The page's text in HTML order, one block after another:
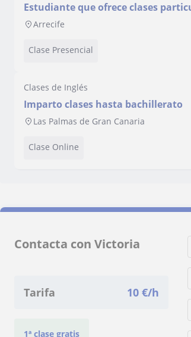
Estudiante que ofrece clases
no importa de que pais vengan
Arrecife
Clase Presencial
Clases de Inglés
Imparto clases hasta bachillerato
Las Palmas de Gran Canaria
Clase Online
Contacta con Victoria
Tarifa 10 €/h
1ª clase gratis